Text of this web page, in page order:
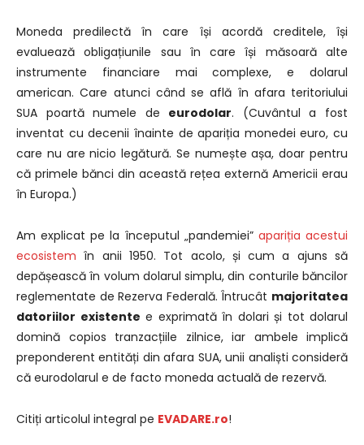
Moneda predilectă în care își acordă creditele, își
evaluează obligațiunile sau în care își măsoară alte
instrumente financiare mai complexe, e dolarul
american. Care atunci când se află în afara teritoriului
SUA poartă numele de eurodolar. (Cuvântul a fost
inventat cu decenii înainte de apariția monedei euro, cu
care nu are nicio legătură. Se numește așa, doar pentru
că primele bănci din această rețea externă Americii erau
în Europa.)
Am explicat pe la începutul „pandemiei” apariția acestui
ecosistem în anii 1950. Tot acolo, și cum a ajuns să
depășească în volum dolarul simplu, din conturile băncilor
reglementate de Rezerva Federală. Întrucât majoritatea
datoriilor existente e exprimată în dolari și tot dolarul
domină copios tranzacțiile zilnice, iar ambele implică
preponderent entități din afara SUA, unii analiști consideră
că eurodolarul e de facto moneda actuală de rezervă.
Citiți articolul integral pe EVADARE.ro!